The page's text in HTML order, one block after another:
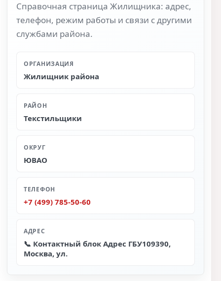
Справочная страница Жилищника: адрес,
телефон, режим работы и связи с другими
службами района.
ОРГАНИЗАЦИЯ
Жилищник района
РАЙОН
Текстильщики
ОКРУГ
ЮВАО
ТЕЛЕФОН
+7 (499) 785-50-60
АДРЕС
📞 Контактный блок Адрес ГБУ109390,
Москва, ул.